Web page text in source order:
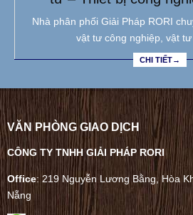
Nhà phân phối Giải Pháp RORI
vật tư công nghiệp, vật tư
CHI TIẾT→
VĂN PHÒNG GIAO DỊCH
CÔNG TY TNHH GIẢI PHÁP RORI
Office: 219 Nguyễn Lương Bằng, Hòa
Nẵng